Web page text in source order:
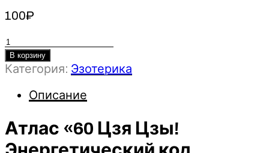
100₽
Количество
товара
Атлас
Цзя
Энергетический
код
В корзину
Категория: Эзотерика
Описание
Атлас «60 Цзя Цзы!